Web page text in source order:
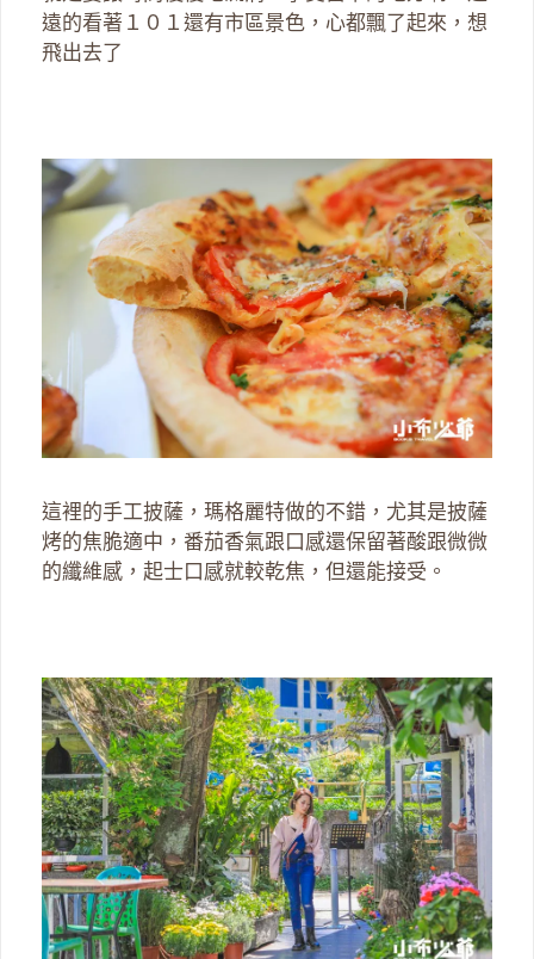
遠的看著１０１還有市區景色，心都飄了起來，想
飛出去了
這裡的手工披薩，瑪格麗特做的不錯，尤其是披薩
烤的焦脆適中，番茄香氣跟口感還保留著酸跟微微
的纖維感，起士口感就較乾焦，但還能接受。